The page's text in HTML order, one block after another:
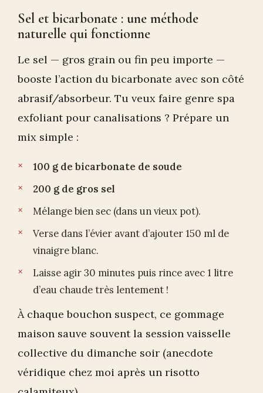
Sel et bicarbonate : une méthode
naturelle qui fonctionne
Le sel — gros grain ou fin peu importe —
booste l’action du bicarbonate avec son côté
abrasif/absorbeur. Tu veux faire genre spa
exfoliant pour canalisations ? Prépare un
mix simple :
100 g de bicarbonate de soude
200 g de gros sel
Mélange bien sec (dans un vieux pot).
Verse dans l’évier avant d’ajouter 150 ml de
vinaigre blanc.
Laisse agir 30 minutes puis rince avec 1 litre
d’eau chaude très lentement !
À chaque bouchon suspect, ce gommage
maison sauve souvent la session vaisselle
collective du dimanche soir (anecdote
véridique chez moi après un risotto